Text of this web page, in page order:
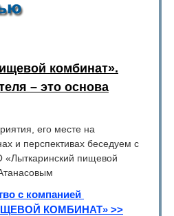
комбинат».
– это основа
его месте на
и перспективах беседуем с
пищевой
с компанией
КОМБИНАТ» >>